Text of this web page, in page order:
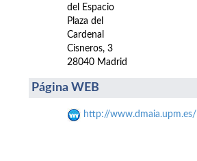
del Espacio
Plaza del
Cardenal
Cisneros, 3
28040 Madrid
Página WEB
http://www.dmaia.upm.es/